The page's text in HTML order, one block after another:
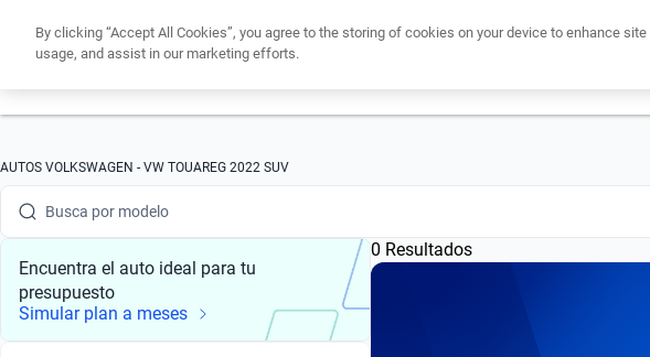
AUTOS VOLKSWAGEN - VW TOUAREG 2022 SUV
Busca por marca
Busca por modelo
Busca por versión
Busca por año
Encuentra el auto ideal para tu
presupuesto
Simular plan a meses
0 Resultados
By clicking “Accept All Cookies”, you agree to the storing of cookies on your device to enhance
usage, and assist in our marketing efforts.